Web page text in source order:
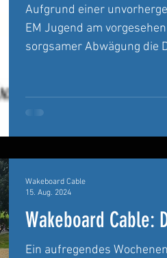
Aufgrund einer
EM Jugend am
sorgsamer Abwägung die
Wakeboard Cable:
Ein aufregendes
Wakeboard Cable
15. Aug. 2024